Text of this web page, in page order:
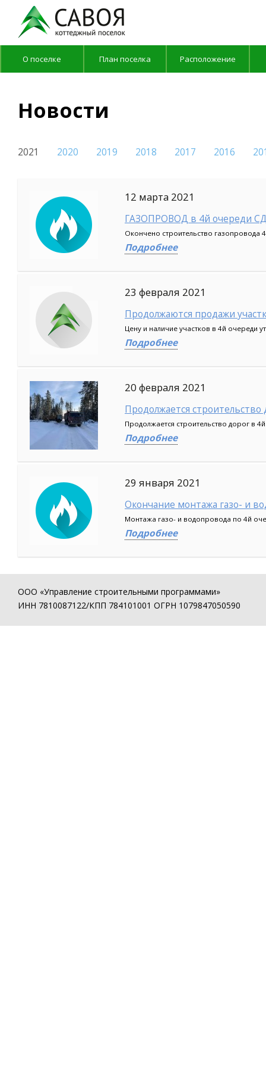
О поселке План поселка Расположение
Новости
2021 2020 2019 2018 2017 2016
12 марта 2021
ГАЗОПРОВОД в 4й очереди
Окончено строительство газопровода
Подробнее
23 февраля 2021
Продолжаются продажи
Цену и наличие участков в 4й очереди
Подробнее
20 февраля 2021
Продолжается
Продолжается строительство дорог в
Подробнее
29 января 2021
Окончание монтажа газо- и
Монтажа газо- и водопровода по 4й
Подробнее
ООО «Управление строительными программами»
ИНН 7810087122/КПП 784101001 ОГРН 1079847050590